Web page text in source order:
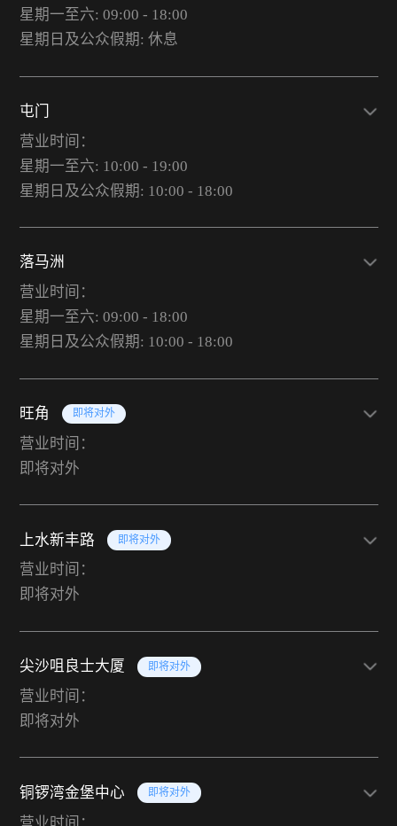
星期一至六: 09:00 - 18:00
星期日及公众假期: 休息
屯门
营业时间：
星期一至六: 10:00 - 19:00
星期日及公众假期: 10:00 - 18:00
落马洲
营业时间：
星期一至六: 09:00 - 18:00
星期日及公众假期: 10:00 - 18:00
旺角 即将对外
营业时间：
即将对外
上水新丰路 即将对外
营业时间：
即将对外
尖沙咀良士大厦 即将对外
营业时间：
即将对外
铜锣湾金堡中心 即将对外
营业时间：